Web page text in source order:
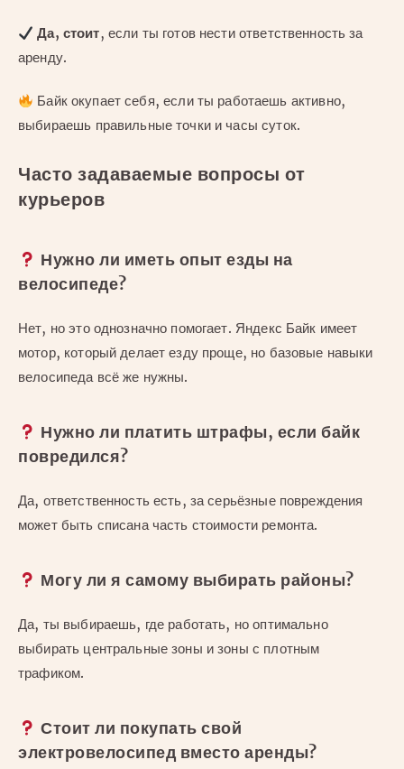
Да, стоит, если ты готов нести ответственность за
аренду.
Байк окупает себя, если ты работаешь активно,
выбираешь правильные точки и часы суток.
Часто задаваемые вопросы от
курьеров
Нужно ли иметь опыт езды на
велосипеде?
Нет, но это однозначно помогает. Яндекс Байк имеет
мотор, который делает езду проще, но базовые навыки
велосипеда всё же нужны.
Нужно ли платить штрафы, если байк
повредился?
Да, ответственность есть, за серьёзные повреждения
может быть списана часть стоимости ремонта.
Могу ли я самому выбирать районы?
Да, ты выбираешь, где работать, но оптимально
выбирать центральные зоны и зоны с плотным
трафиком.
Стоит ли покупать свой
электровелосипед вместо аренды?